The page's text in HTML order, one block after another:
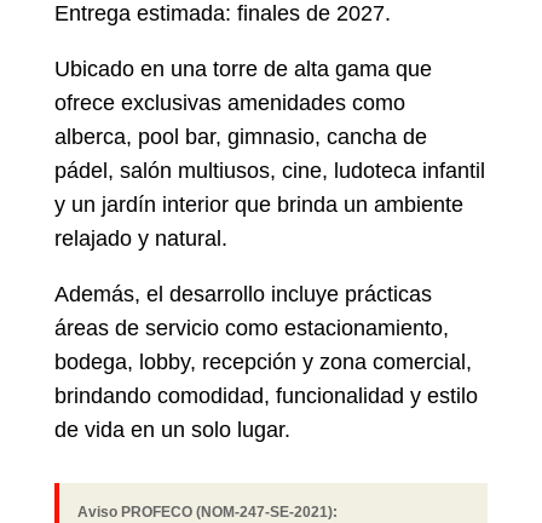
Entrega estimada: finales de 2027.
Ubicado en una torre de alta gama que
ofrece exclusivas amenidades como
alberca, pool bar, gimnasio, cancha de
pádel, salón multiusos, cine, ludoteca infantil
y un jardín interior que brinda un ambiente
relajado y natural.
Además, el desarrollo incluye prácticas
áreas de servicio como estacionamiento,
bodega, lobby, recepción y zona comercial,
brindando comodidad, funcionalidad y estilo
de vida en un solo lugar.
Aviso PROFECO (NOM-247-SE-2021):